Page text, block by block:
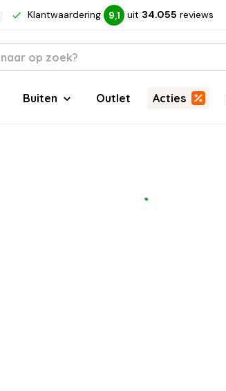
Klantwaardering 9,1 uit 34.055 reviews
Buiten Outlet Acties